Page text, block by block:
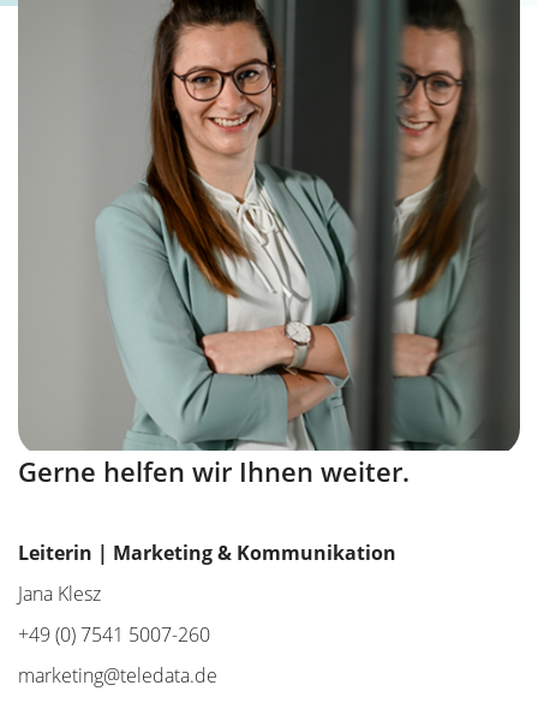
Gerne helfen wir Ihnen weiter.
Leiterin | Marketing & Kommunikation
Jana Klesz
+49 (0) 7541 5007-260
marketing@teledata.de